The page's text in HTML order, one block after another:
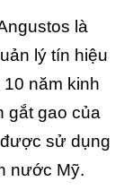
là
lý tín hiệu
năm kinh
gắt gao của
sử dụng
nước Mỹ.